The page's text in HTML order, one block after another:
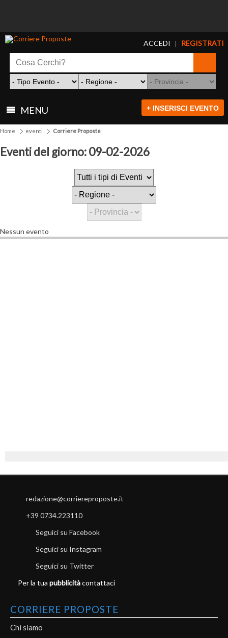
ACCEDI | REGISTRATI
MENU + INSERISCI EVENTO
Home eventi Corriere Proposte
Eventi del giorno: 09-02-2026
Nessun evento
redazione@corriereproposte.it
+39 0734.223110
Seguici su Facebook
Seguici su Instagram
Seguici su Twitter
Per la tua pubblicitàcontattaci
CORRIERE PROPOSTE
Chi siamo